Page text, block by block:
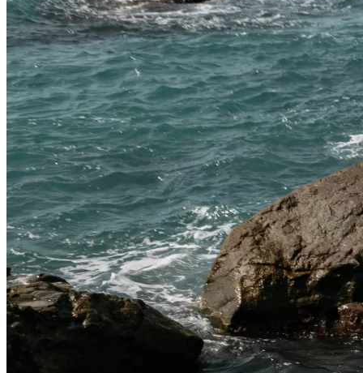
Дом В Викторианском Стиле: История,
Особенности И Типы Сооружений